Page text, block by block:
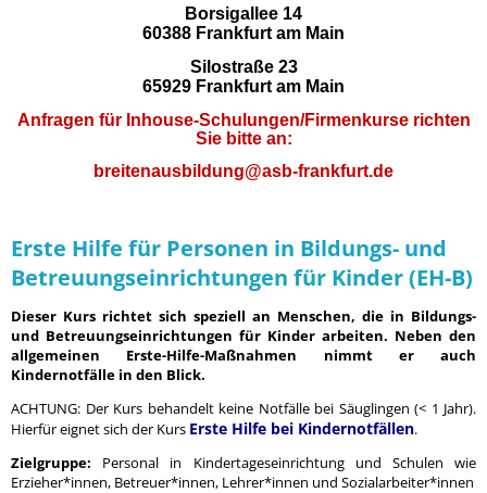
Borsigallee 14
60388 Frankfurt am Main
Silostraße 23
65929 Frankfurt am Main
Anfragen für Inhouse-Schulungen/Firmenkurse richten
Sie bitte an:
breitenausbildung@asb-frankfurt.de
Erste Hilfe für Personen in Bildungs- und
Betreuungseinrichtungen für Kinder (EH-B)
Dieser Kurs richtet sich speziell an Menschen, die in Bildungs-
und Betreuungseinrichtungen für Kinder arbeiten. Neben den
allgemeinen Erste-Hilfe-Maßnahmen nimmt er auch
Kindernotfälle in den Blick.
ACHTUNG: Der Kurs behandelt keine Notfälle bei Säuglingen (< 1 Jahr).
Hierfür eignet sich der Kurs Erste Hilfe bei Kindernotfällen.
Zielgruppe: Personal in Kindertageseinrichtung und Schulen wie
Erzieher*innen, Betreuer*innen, Lehrer*innen und Sozialarbeiter*innen